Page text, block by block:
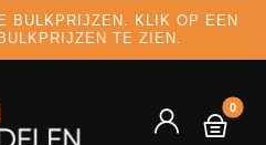
BULKPRIJZEN. KLIK OP EEN
TE ZIEN.